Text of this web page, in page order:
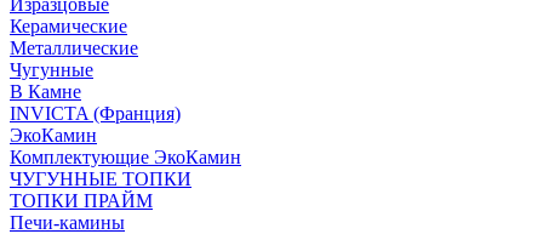
Изразцовые
Керамические
Металлические
Чугунные
В Камне
INVICTA (Франция)
ЭкоКамин
Комплектующие ЭкоКамин
ЧУГУННЫЕ ТОПКИ
ТОПКИ ПРАЙМ
Печи-камины